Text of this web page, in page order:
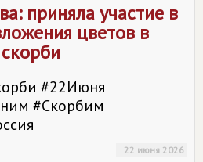
приняла участие в
цветов в
#22Июня
#Скорбим
22 июня 2026